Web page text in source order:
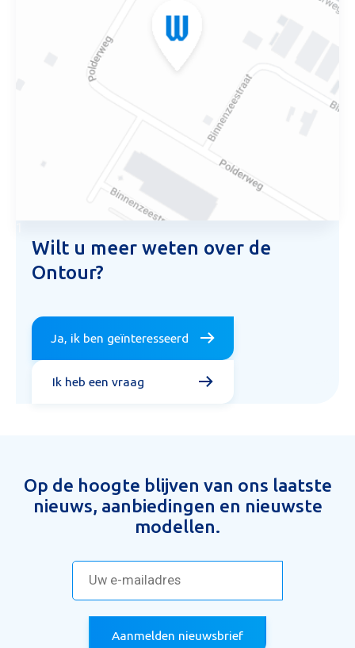
Mijn bericht versturen
Wilt u meer weten over de
Ontour?
Ja, ik ben geïnteresseerd
Ik heb een vraag
Op de hoogte blijven van ons laatste
nieuws, aanbiedingen en nieuwste
modellen.
Aanmelden nieuwsbrief